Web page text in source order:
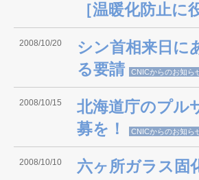
［温暖化防止
2008/10/20
シン首相来日に
る要請
CNICからのお知ら
2008/10/15
北海道庁のプル
募を！
CNICからのお知ら
2008/10/10 六ヶ所ガラス固